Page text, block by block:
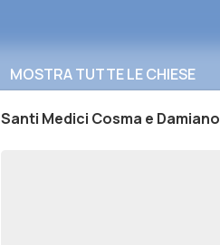
MOSTRA TUTTE LE CHIESE
Santi Medici Cosma e Damiano